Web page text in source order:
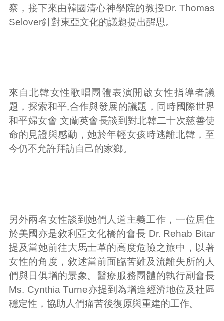
察，接下來由韓國清心神學院的教授Dr. Thomas
Selover針對東亞文化的議題提出醒思。
來自北韓女性歌唱團體表演開啟女性指導者議
題，探索和平,合作與發展的議題，同時國際世界
和平婦女會 文蘭英會長談到對北韓二十次慈善使
命的見證與感動，她於年輕女孩時逃離北韓，至
今仍不允許拜訪自己的家鄉。
另外兩名女性談到她們人道主義工作，一位居住
於美國亦是敘利亞文化橋的會長 Dr. Rehab Bitar
提及當她前往大馬士革的高度危險之旅中，以著
女性的角度，敘述當前面臨苦難及流離失所的人
們與日俱增的景象。醫療服務團體的執行副會長
Ms. Cynthia Turne亦提到為增進經濟地位及社區
穩定性，協助人們痛苦後復原與重建的工作。